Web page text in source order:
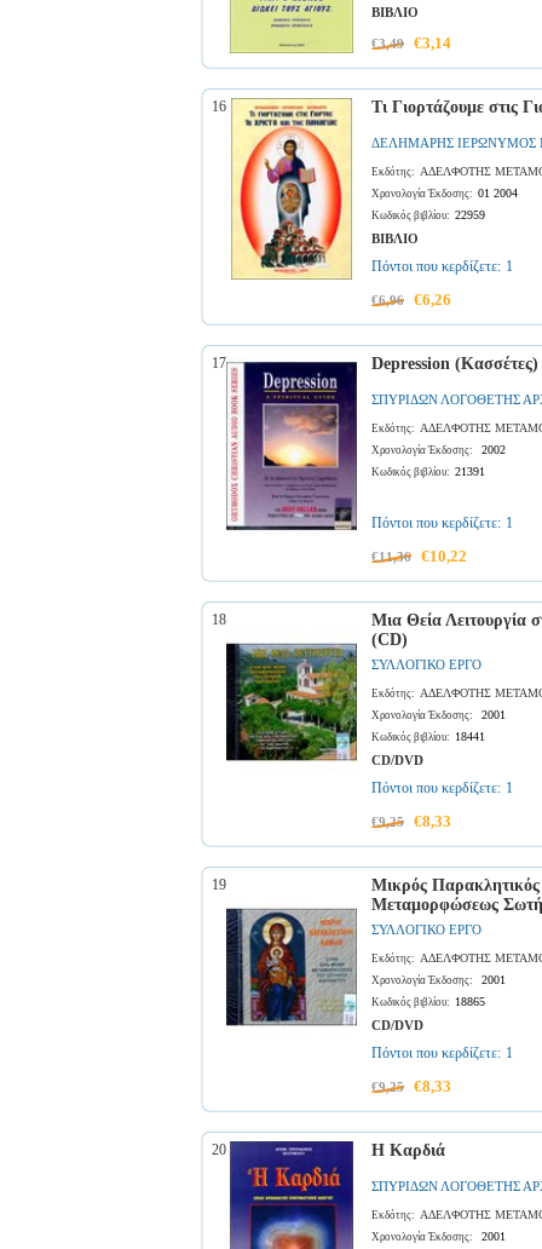
ΒΙΒΛΙΟ
€3,49 €3,14
16 Τι Γιορτάζουμε στις
ΔΕΛΗΜΑΡΗΣ ΙΕΡΩΝΥΜΟΣ
Εκδότης: ΑΔΕΛΦΟΤΗΣ
Χρονολογία Έκδοσης: 01 2004
Κωδικός βιβλίου: 22959
ΒΙΒΛΙΟ
Πόντοι που κερδίζετε: 1
€6,96 €6,26
17 Depression (Κασσέτες)
ΣΠΥΡΙΔΩΝ ΛΟΓΟΘΕΤΗΣ
Εκδότης: ΑΔΕΛΦΟΤΗΣ
Χρονολογία Έκδοσης: 2002
Κωδικός βιβλίου: 21391
Πόντοι που κερδίζετε: 1
€11,36 €10,22
18
Μια Θεία Λειτουργία
(CD)
ΣΥΛΛΟΓΙΚΟ ΕΡΓΟ
Εκδότης: ΑΔΕΛΦΟΤΗΣ
Χρονολογία Έκδοσης: 2001
Κωδικός βιβλίου: 18441
CD/DVD
Πόντοι που κερδίζετε: 1
€9,25 €8,33
19
Μικρός
Μεταμορφώσεως
ΣΥΛΛΟΓΙΚΟ ΕΡΓΟ
Εκδότης: ΑΔΕΛΦΟΤΗΣ
Χρονολογία Έκδοσης: 2001
Κωδικός βιβλίου: 18865
CD/DVD
Πόντοι που κερδίζετε: 1
€9,25 €8,33
20 Η Καρδιά
ΣΠΥΡΙΔΩΝ ΛΟΓΟΘΕΤΗΣ
Εκδότης: ΑΔΕΛΦΟΤΗΣ
Χρονολογία Έκδοσης: 2001